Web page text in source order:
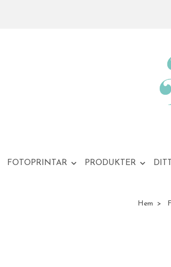
FOTOPRINTAR PRODUKTER
Hem